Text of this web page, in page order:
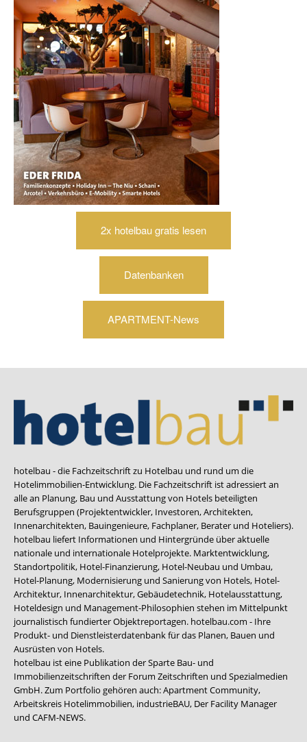
2x hotelbau gratis lesen
Datenbanken
APARTMENT-News
hotelbau - die Fachzeitschrift zu Hotelbau und rund um die
Hotelimmobilien-Entwicklung. Die Fachzeitschrift ist adressiert an
alle an Planung, Bau und Ausstattung von Hotels beteiligten
Berufsgruppen (Projektentwickler, Investoren, Architekten,
Innenarchitekten, Bauingenieure, Fachplaner, Berater und Hoteliers).
hotelbau liefert Informationen und Hintergründe über aktuelle
nationale und internationale Hotelprojekte. Marktentwicklung,
Standortpolitik, Hotel-Finanzierung, Hotel-Neubau und Umbau,
Hotel-Planung, Modernisierung und Sanierung von Hotels, Hotel-
Architektur, Innenarchitektur, Gebäudetechnik, Hotelausstattung,
Hoteldesign und Management-Philosophien stehen im Mittelpunkt
journalistisch fundierter Objektreportagen. hotelbau.com - Ihre
Produkt- und Dienstleisterdatenbank für das Planen, Bauen und
Ausrüsten von Hotels.
hotelbau ist eine Publikation der Sparte Bau- und
Immobilienzeitschriften der Forum Zeitschriften und Spezialmedien
GmbH. Zum Portfolio gehören auch:Apartment Community,
Arbeitskreis Hotelimmobilien, industrieBAU, Der Facility Manager
und CAFM-NEWS.